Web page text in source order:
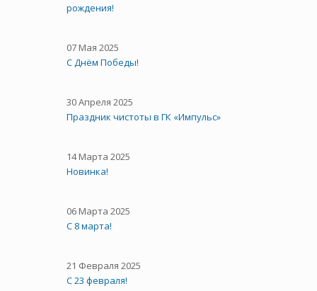
рождения!
07 Мая 2025
С Днём Победы!
30 Апреля 2025
Праздник чистоты в ГК «Импульс»
14 Марта 2025
Новинка!
06 Марта 2025
С 8 марта!
21 Февраля 2025
С 23 февраля!